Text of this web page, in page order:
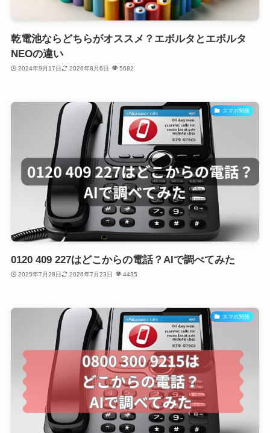
乾電池ならどちらがオススメ？エボルタとエボルタ
NEOの違い
2024年9月17日 2026年8月6日 5682
スマホ関係
0120 409 227はどこからの電話？AIで調べてみた
2025年7月28日 2026年7月23日 4435
スマホ関係